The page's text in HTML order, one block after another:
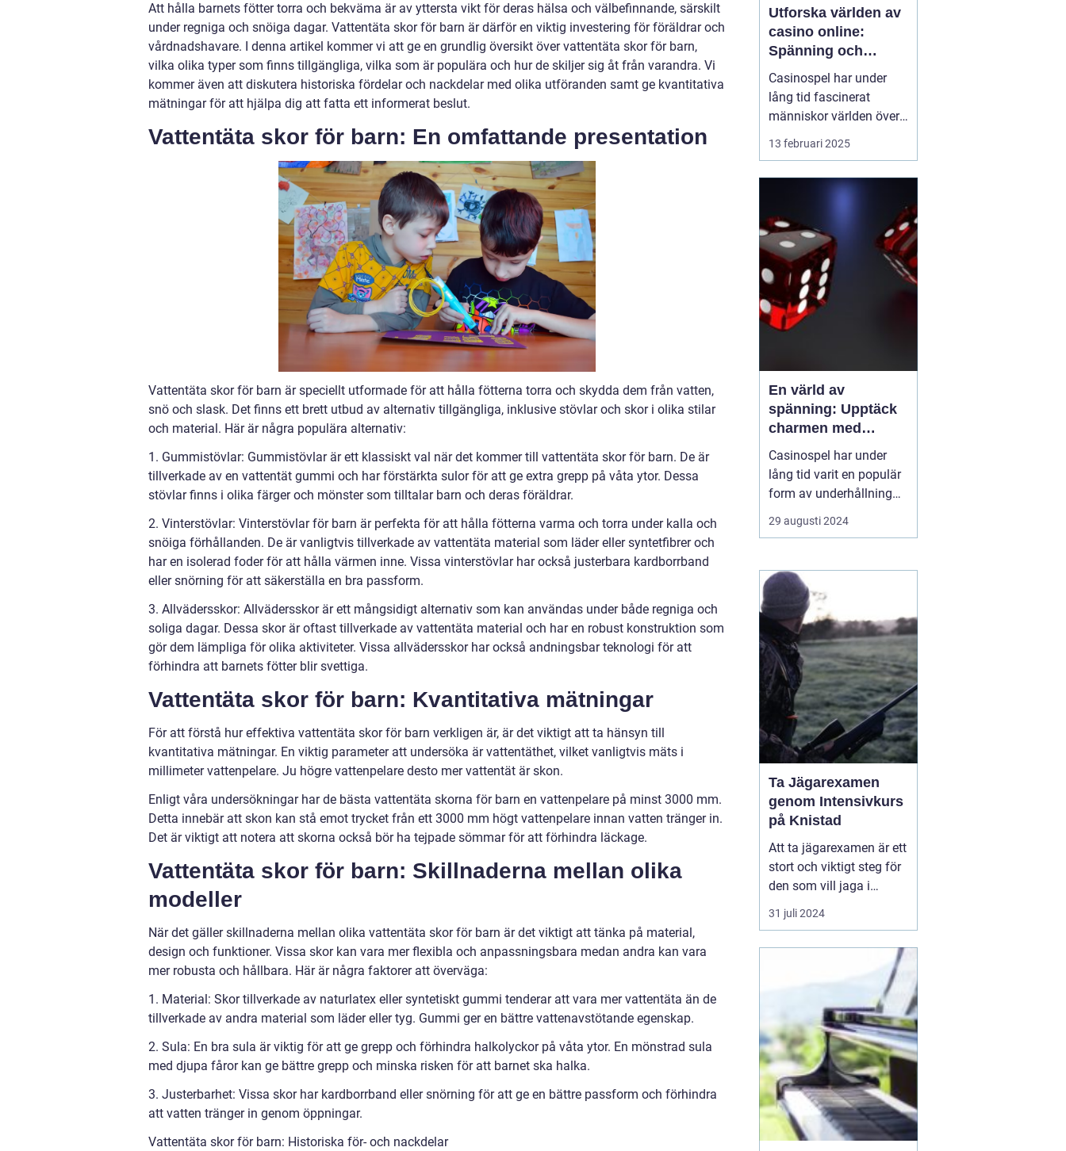
Att hålla barnets fötter torra och bekväma är av yttersta vikt för deras hälsa och välbefinnande, särskilt
under regniga och snöiga dagar. Vattentäta skor för barn är därför en viktig investering för föräldrar och
vårdnadshavare. I denna artikel kommer vi att ge en grundlig översikt över vattentäta skor för barn,
vilka olika typer som finns tillgängliga, vilka som är populära och hur de skiljer sig åt från varandra. Vi
kommer även att diskutera historiska fördelar och nackdelar med olika utföranden samt ge kvantitativa
mätningar för att hjälpa dig att fatta ett informerat beslut.
Vattentäta skor för barn: En omfattande presentation
Vattentäta skor för barn är speciellt utformade för att hålla fötterna torra och skydda dem från vatten,
snö och slask. Det finns ett brett utbud av alternativ tillgängliga, inklusive stövlar och skor i olika stilar
och material. Här är några populära alternativ:
1. Gummistövlar: Gummistövlar är ett klassiskt val när det kommer till vattentäta skor för barn. De är
tillverkade av en vattentät gummi och har förstärkta sulor för att ge extra grepp på våta ytor. Dessa
stövlar finns i olika färger och mönster som tilltalar barn och deras föräldrar.
2. Vinterstövlar: Vinterstövlar för barn är perfekta för att hålla fötterna varma och torra under kalla och
snöiga förhållanden. De är vanligtvis tillverkade av vattentäta material som läder eller syntetfibrer och
har en isolerad foder för att hålla värmen inne. Vissa vinterstövlar har också justerbara kardborrband
eller snörning för att säkerställa en bra passform.
3. Allvädersskor: Allvädersskor är ett mångsidigt alternativ som kan användas under både regniga och
soliga dagar. Dessa skor är oftast tillverkade av vattentäta material och har en robust konstruktion som
gör dem lämpliga för olika aktiviteter. Vissa allvädersskor har också andningsbar teknologi för att
förhindra att barnets fötter blir svettiga.
Vattentäta skor för barn: Kvantitativa mätningar
För att förstå hur effektiva vattentäta skor för barn verkligen är, är det viktigt att ta hänsyn till
kvantitativa mätningar. En viktig parameter att undersöka är vattentäthet, vilket vanligtvis mäts i
millimeter vattenpelare. Ju högre vattenpelare desto mer vattentät är skon.
Enligt våra undersökningar har de bästa vattentäta skorna för barn en vattenpelare på minst 3000 mm.
Detta innebär att skon kan stå emot trycket från ett 3000 mm högt vattenpelare innan vatten tränger in.
Det är viktigt att notera att skorna också bör ha tejpade sömmar för att förhindra läckage.
Vattentäta skor för barn: Skillnaderna mellan olika
modeller
När det gäller skillnaderna mellan olika vattentäta skor för barn är det viktigt att tänka på material,
design och funktioner. Vissa skor kan vara mer flexibla och anpassningsbara medan andra kan vara
mer robusta och hållbara. Här är några faktorer att överväga:
1. Material: Skor tillverkade av naturlatex eller syntetiskt gummi tenderar att vara mer vattentäta än de
tillverkade av andra material som läder eller tyg. Gummi ger en bättre vattenavstötande egenskap.
2. Sula: En bra sula är viktig för att ge grepp och förhindra halkolyckor på våta ytor. En mönstrad sula
med djupa fåror kan ge bättre grepp och minska risken för att barnet ska halka.
3. Justerbarhet: Vissa skor har kardborrband eller snörning för att ge en bättre passform och förhindra
att vatten tränger in genom öppningar.
Vattentäta skor för barn: Historiska för- och nackdelar
Utforska världen av
casino online:
Spänning och
underhållning
Casinospel har under
lång tid fascinerat
människor världen över
med sin unika
och tur. Från de
traditionella spelhålorna
i Las Vegas till dagens
moderna
onlineplattformar har ...
13 februari 2025
En värld av
spänning: Upptäck
charmen med
casino
Casinospel har under
lång tid varit en populär
form av underhållning
världen över. Från de
glittrande casinogolven i
spelhallarnas neonljus
online, erbjuder
casinovärlden en unik
mix av...
29 augusti 2024
Ta Jägarexamen
genom Intensivkurs
på Knistad
Att ta jägarexamen är ett
stort och viktigt steg för
den som vill jaga i
Sverige. Inte nog med att
examen ger de
en trygg och ansvarsfull
jakt, den öppnar också
upp dörren till en ny v&...
31 juli 2024